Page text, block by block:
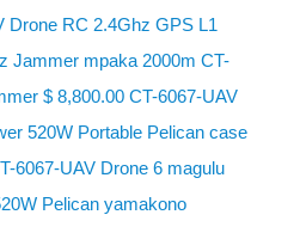
Drone RC 2.4Ghz GPS L1
Jammer mpaka 2000m CT-
$ 8,800.00 CT-6067-UAV
520W Portable Pelican case
6067-UAV Drone 6 magulu
Pelican yamakono